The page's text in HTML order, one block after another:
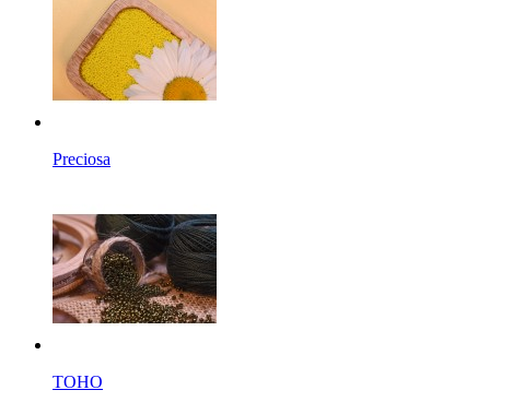
Preciosa
TOHO